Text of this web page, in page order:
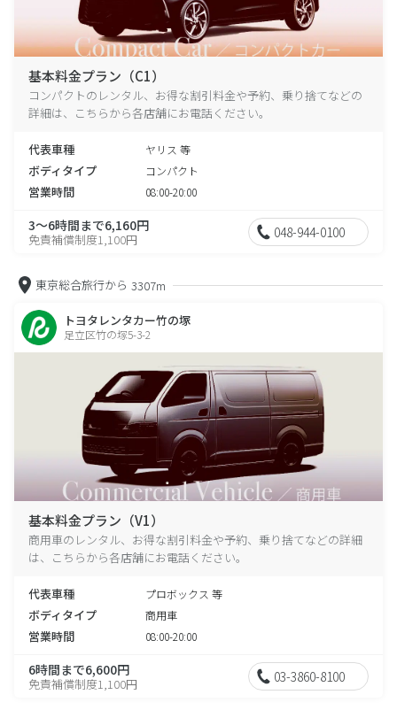
基本料金プラン（C1）
コンパクトのレンタル、お得な割引料金や予約、乗り捨てなどの
詳細は、こちらから各店舗にお電話ください。
代表車種 ヤリス 等
ボディタイプ コンパクト
営業時間 08:00-20:00
3～6時間まで6,160円
免責補償制度1,100円 048-944-0100
東京総合旅行から 3307m
トヨタレンタカー竹の塚
足立区竹の塚5-3-2
基本料金プラン（V1）
商用車のレンタル、お得な割引料金や予約、乗り捨てなどの詳細
は、こちらから各店舗にお電話ください。
代表車種 プロボックス 等
ボディタイプ 商用車
営業時間 08:00-20:00
6時間まで6,600円
免責補償制度1,100円 03-3860-8100